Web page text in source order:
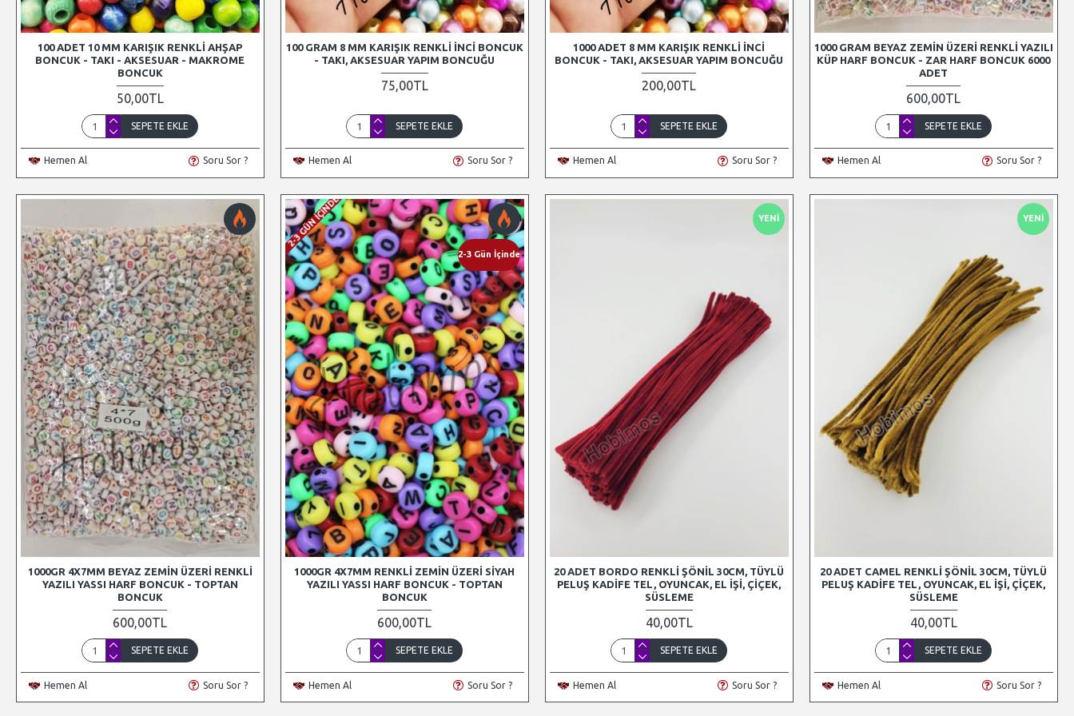
100 ADET 10 MM KARIŞIK RENKLI AHŞAP
BONCUK - TAKI - AKSESUAR - MAKROME
BONCUK
50,00TL
SEPETE EKLE
Hemen Al Soru Sor ?
100 GRAM 8 MM KARIŞIK RENKLI İNCI BONCUK
- TAKI, AKSESUAR YAPIM BONCUĞU
75,00TL
SEPETE EKLE
Hemen Al Soru Sor ?
1000 ADET 8 MM KARIŞIK RENKLI İNCI
BONCUK - TAKI, AKSESUAR YAPIM BONCUĞU
200,00TL
SEPETE EKLE
Hemen Al Soru Sor ?
1000 GRAM BEYAZ ZEMIN ÜZERI RENKLI YAZILI
KÜP HARF BONCUK - ZAR HARF BONCUK 6000
ADET
600,00TL
SEPETE EKLE
Hemen Al Soru Sor ?
1000GR 4X7MM BEYAZ ZEMIN ÜZERI RENKLI
YAZILI YASSI HARF BONCUK - TOPTAN
BONCUK
600,00TL
SEPETE EKLE
Hemen Al Soru Sor ?
2-3 Gün İçinde
2-3 GÜN İÇINDE
1000GR 4X7MM RENKLI ZEMIN ÜZERI SIYAH
YAZILI YASSI HARF BONCUK - TOPTAN
BONCUK
600,00TL
SEPETE EKLE
Hemen Al Soru Sor ?
YENI
20 ADET BORDO RENKLI ŞÖNIL 30CM, TÜYLÜ
PELUŞ KADIFE TEL, OYUNCAK, EL İŞI, ÇIÇEK,
SÜSLEME
40,00TL
SEPETE EKLE
Hemen Al Soru Sor ?
YENI
20 ADET CAMEL RENKLI ŞÖNIL 30CM, TÜYLÜ
PELUŞ KADIFE TEL, OYUNCAK, EL İŞI, ÇIÇEK,
SÜSLEME
40,00TL
SEPETE EKLE
Hemen Al Soru Sor ?